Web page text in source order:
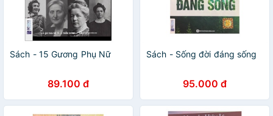
Sách - 15 Gương Phụ Nữ
89.100 đ
Sách - Sống đời đáng sống
95.000 đ